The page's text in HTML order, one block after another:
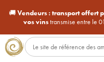
🚚Vendeurs : transport offert
vos vinstransmise entre le